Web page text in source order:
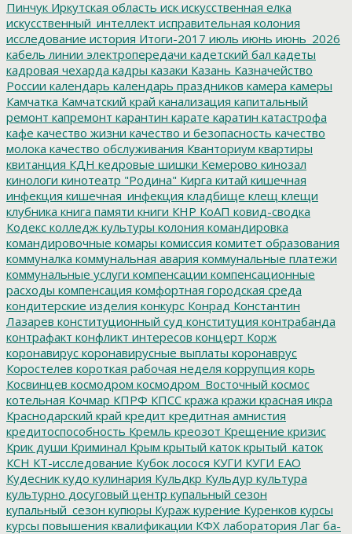
Пинчук Иркутская область иск искусственная елка
искусственный_интеллект исправительная колония
исследование история Итоги-2017 июль июнь июнь_2026
кабель линии электропередачи кадетский бал кадеты
кадровая чехарда кадры казаки Казань Казначейство
России календарь календарь праздников камера камеры
Камчатка Камчатский край канализация капитальный
ремонт капремонт карантин карате каратин катастрофа
кафе качество жизни качество и безопасность качество
молока качество обслуживания Кванториум квартиры
квитанция КДН кедровые шишки Кемерово кинозал
кинологи кинотеатр "Родина" Кирга китай кишечная
инфекция кишечная_инфекция кладбище клещ клещи
клубника книга памяти книги КНР КоАП ковид-сводка
Кодекс колледж культуры колония командировка
командировочные комары комиссия комитет образования
коммуналка коммунальная авария коммунальные платежи
коммунальные услуги компенсации компенсационные
расходы компенсация комфортная городская среда
кондитерские изделия конкурс Конрад Константин
Лазарев конституционный суд конституция контрабанда
контрафакт конфликт интересов концерт Корж
коронавирус коронавирусные выплаты коронаврус
Коростелев короткая рабочая неделя коррупция корь
Косвинцев космодром космодром_Восточный космос
котельная Кочмар КПРФ КПСС кража кражи красная икра
Краснодарский край кредит кредитная амнистия
кредитоспособность Кремль креозот Крещение кризис
Крик души Криминал Крым крытый каток крытый_каток
КСН КТ-исследование Кубок лосося КУГИ КУГИ ЕАО
Кудесник кудо кулинария Кульдкр Кульдур культура
культурно досуговый центр купальный сезон
купальный_сезон купюры Кураж курение Куренков курсы
курсы повышения квалификации КФХ лаборатория Лаг ба-